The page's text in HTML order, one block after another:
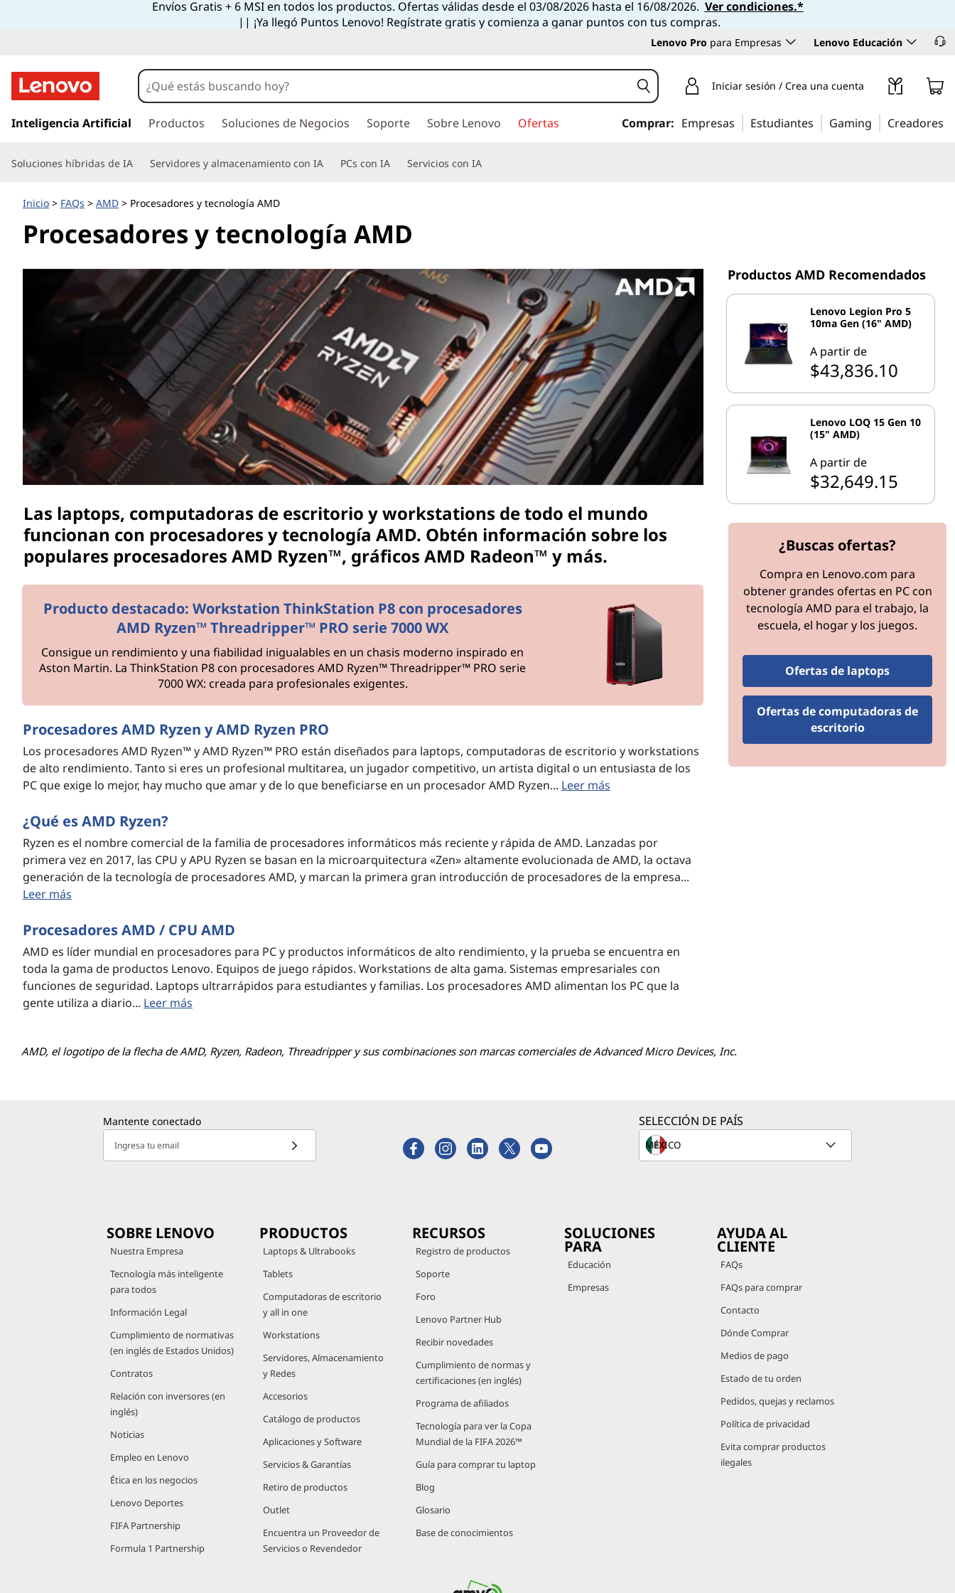
Envíos Gratis + 6 MSI en todos los productos. Ofertas válidas desde el 03/08/2026 hasta el 16/08/2026. Ver condiciones.*
|| ¡Ya llegó Puntos Lenovo! Regístrate gratis y comienza a ganar puntos con tus compras.
Lenovo Pro para Empresas Lenovo Educación
r
c
Iniciar sesión / Crea una cuenta
Inteligencia Artificial Productos Soluciones de Negocios Soporte Sobre Lenovo Ofertas Comprar: Empresas Estudiantes Gaming Creadores
Soluciones híbridas de IA Servidores y almacenamiento con IA PCs con IA Servicios con IA
Inicio > FAQs > AMD > Procesadores y tecnología AMD
Procesadores y tecnología AMD
Las laptops, computadoras de escritorio y workstations de todo el mundo
funcionan con procesadores y tecnología AMD. Obtén información sobre los
populares procesadores AMD Ryzen™, gráficos AMD Radeon™ y más.
Producto destacado: Workstation ThinkStation P8 con procesadores
AMD Ryzen™ Threadripper™ PRO serie 7000 WX
Consigue un rendimiento y una fiabilidad inigualables en un chasis moderno inspirado en
Aston Martin. La ThinkStation P8 con procesadores AMD Ryzen™ Threadripper™ PRO serie
7000 WX: creada para profesionales exigentes.
Procesadores AMD Ryzen y AMD Ryzen PRO
Los procesadores AMD Ryzen™ y AMD Ryzen™ PRO están diseñados para laptops, computadoras de escritorio y workstations
de alto rendimiento. Tanto si eres un profesional multitarea, un jugador competitivo, un artista digital o un entusiasta de los
PC que exige lo mejor, hay mucho que amar y de lo que beneficiarse en un procesador AMD Ryzen... Leer más
¿Qué es AMD Ryzen?
Ryzen es el nombre comercial de la familia de procesadores informáticos más reciente y rápida de AMD. Lanzadas por
primera vez en 2017, las CPU y APU Ryzen se basan en la microarquitectura «Zen» altamente evolucionada de AMD, la octava
generación de la tecnología de procesadores AMD, y marcan la primera gran introducción de procesadores de la empresa...
Leer más
Procesadores AMD / CPU AMD
AMD es líder mundial en procesadores para PC y productos informáticos de alto rendimiento, y la prueba se encuentra en
toda la gama de productos Lenovo. Equipos de juego rápidos. Workstations de alta gama. Sistemas empresariales con
funciones de seguridad. Laptops ultrarrápidos para estudiantes y familias. Los procesadores AMD alimentan los PC que la
gente utiliza a diario... Leer más
Productos AMD Recomendados
Lenovo Legion Pro 5
10ma Gen (16" AMD)
A partir de
$43,836.10
Lenovo LOQ 15 Gen 10
(15" AMD)
A partir de
$32,649.15
¿Buscas ofertas?
Compra en Lenovo.com para
obtener grandes ofertas en PC con
tecnología AMD para el trabajo, la
escuela, el hogar y los juegos.
Ofertas de laptops
Ofertas de computadoras de
escritorio
AMD, el logotipo de la flecha de AMD, Ryzen, Radeon, Threadripper y sus combinaciones son marcas comerciales de Advanced Micro Devices, Inc.
Mantente conectado
Ingresa tu email
SELECCIÓN DE PAÍS
SOBRE LENOVO
Nuestra Empresa
Tecnología más inteligente
para todos
Información Legal
Cumplimiento de normativas
(en inglés de Estados Unidos)
Contratos
Relación con inversores (en
inglés)
Noticias
Empleo en Lenovo
Ética en los negocios
Lenovo Deportes
FIFA Partnership
Formula 1 Partnership
PRODUCTOS
Laptops & Ultrabooks
Tablets
Computadoras de escritorio
y all in one
Workstations
Servidores, Almacenamiento
y Redes
Accesorios
Catálogo de productos
Aplicaciones y Software
Servicios & Garantías
Retiro de productos
Outlet
Encuentra un Proveedor de
Servicios o Revendedor
RECURSOS
Registro de productos
Soporte
Foro
Lenovo Partner Hub
Recibir novedades
Cumplimiento de normas y
certificaciones (en inglés)
Programa de afiliados
Tecnología para ver la Copa
Mundial de la FIFA 2026™
Guía para comprar tu laptop
Blog
Glosario
Base de conocimientos
SOLUCIONES
PARA
Educación
Empresas
AYUDA AL
CLIENTE
FAQs
FAQs para comprar
Contacto
Dónde Comprar
Medios de pago
Estado de tu orden
Pedidos, quejas y reclamos
Política de privacidad
Evita comprar productos
ilegales